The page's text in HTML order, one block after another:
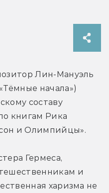
Лин-Мануэль
составу
книгам Рика
и Олимпийцы».
Гермеса,
и
харизма не